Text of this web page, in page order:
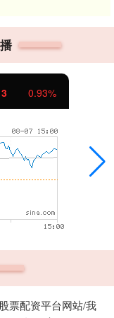
票配资平台网站/我